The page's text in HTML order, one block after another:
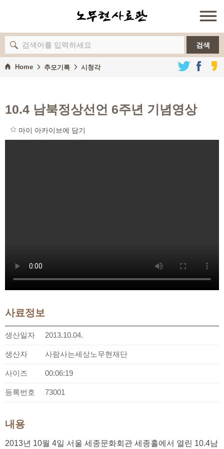
검색
Home 추모기록 시청각
10.4 남북정상선언 6주년 기념영상
마이 아카이브에 담기
사료정보
생산일자 2013.10.04.
생산자 사람사는세상노무현재단
사이즈 00:06:19
등록번호 73001
내용
2013년 10월 4일 서울 세종문화회관 세종홀에서 열린 10.4남